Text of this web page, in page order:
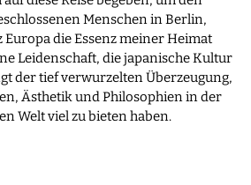
Menschen in Berlin,
die Essenz meiner Heimat
Leidenschaft, die japanische Kultur
der tief verwurzelten Überzeugung,
Ästhetik und Philosophien in der
Welt viel zu bieten haben.